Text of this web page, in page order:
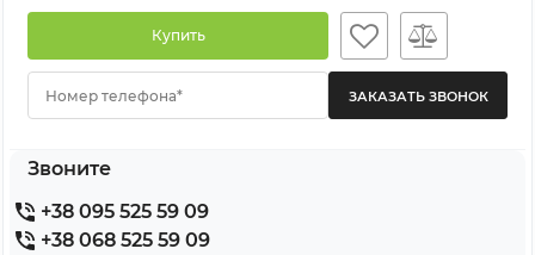
Купить
Номер телефона*
Звоните
+38 095 525 59 09
+38 068 525 59 09